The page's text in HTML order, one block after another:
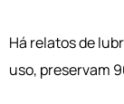
Há relatos de
uso, preservam